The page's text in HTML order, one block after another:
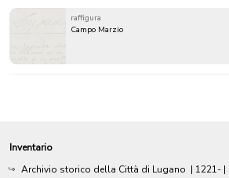
raffigura
Campo Marzio
Inventario
Archivio storico della Città di Lugano | 1221- |